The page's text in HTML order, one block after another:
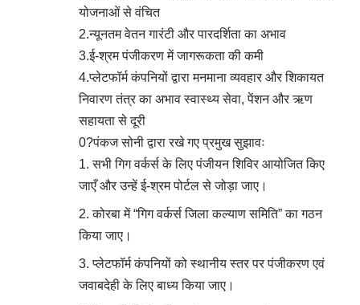
योजनाओं से वंचित
2.न्यूनतम वेतन गारंटी और पारदर्शिता का अभाव
3.ई-श्रम पंजीकरण में जागरूकता की कमी
4.प्लेटफॉर्म कंपनियों द्वारा मनमाना व्यवहार और शिकायत
निवारण तंत्र का अभाव स्वास्थ्य सेवा, पेंशन और ऋण
सहायता से दूरी
0?पंकज सोनी द्वारा रखे गए प्रमुख सुझावः
सभी गिग वर्कर्स के लिए पंजीयन शिविर आयोजित किए
जाएँ और उन्हें ई-श्रम पोर्टल से जोड़ा जाए।
कोरबा में “गिग वर्कर्स जिला कल्याण समिति” का गठन
किया जाए।
प्लेटफॉर्म कंपनियों को स्थानीय स्तर पर पंजीकरण एवं
जवाबदेही के लिए बाध्य किया जाए।